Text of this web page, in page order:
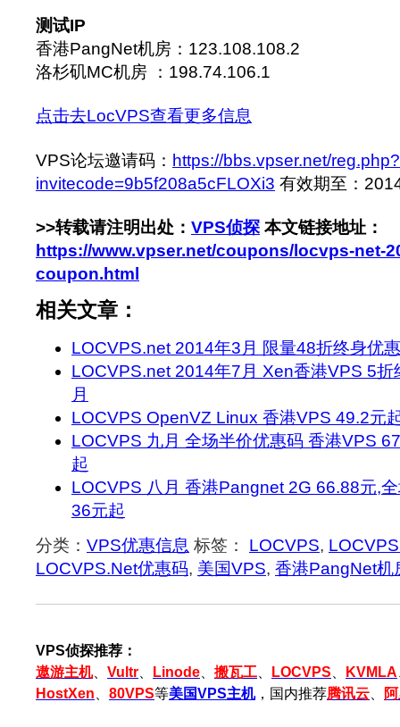
测试IP
香港PangNet机房：123.108.108.2
洛杉矶MC机房 ：198.74.106.1
点击去LocVPS查看更多信息
VPS论坛邀请码： https://bbs.vpser.net/reg.php?
invitecode=9b5f208a5cFLOXi3 有效期至：
>>转载请注明出处： VPS侦探 本文链接地址：
https://www.vpser.net/coupons/locvps-net-
coupon.html
相关文章：
LOCVPS.net 2014年3月 限量48折终身优
LOCVPS.net 2014年7月 Xen香港VPS 5折
月
LOCVPS OpenVZ Linux 香港VPS 49.2元
LOCVPS 九月 全场半价优惠码 香港VPS
起
LOCVPS 八月 香港Pangnet 2G 66.88元,
36元起
分类： VPS优惠信息 标签： LOCVPS,
LOCVPS.Net优惠码, 美国VPS, 香港PangNet机
VPS侦探推荐：
遨游主机、 Vultr Linode 搬瓦工 LOCVPS KVMLA
HostXen
80VPS等美国VPS主机，国内推荐腾讯云